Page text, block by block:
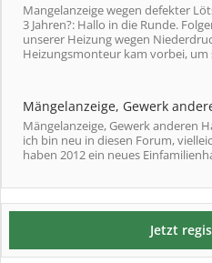
Mangelanzeige wegen defekter
3 Jahren?: Hallo in die Runde.
unserer Heizung wegen
Heizungsmonteur kam vorbei, um
Mängelanzeige, Gewerk
Mängelanzeige, Gewerk anderen
ich bin neu in diesen Forum,
haben 2012 ein neues
Jetzt